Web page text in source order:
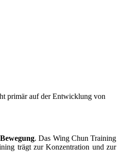
primär auf der Entwicklung von
. Das Wing Chun Training
trägt zur Konzentration und zur